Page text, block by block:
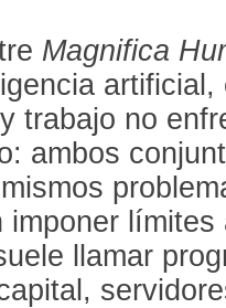
Magnifica
trabajo no
ambos
llamar